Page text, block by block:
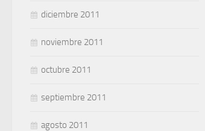
diciembre 2011
noviembre 2011
octubre 2011
septiembre 2011
agosto 2011